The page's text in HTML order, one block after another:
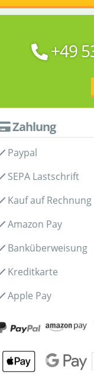
+49
Zahlung
Paypal
SEPA Lastschrift
Kauf auf Rechnung
Amazon Pay
Banküberweisung
Kreditkarte
Apple Pay